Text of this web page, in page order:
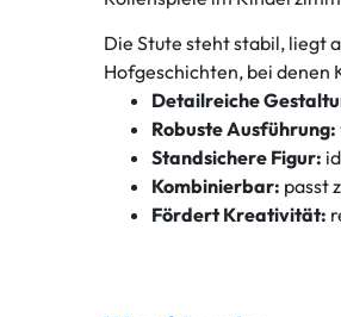
Die Stute steht stabil, liegt
Hofgeschichten, bei denen
Detailreiche
Robuste Ausführung:
Standsichere Figur:
Kombinierbar: passt
Fördert Kreativität: